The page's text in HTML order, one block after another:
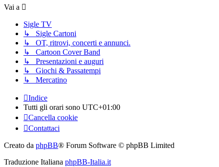
Vai a
Sigle TV
↳ Sigle Cartoni
↳ OT, ritrovi, concerti e annunci.
↳ Cartoon Cover Band
↳ Presentazioni e auguri
↳ Giochi & Passatempi
↳ Mercatino
Indice
Tutti gli orari sono UTC+01:00
Cancella cookie
Contattaci
Creato da phpBB® Forum Software © phpBB Limited
Traduzione Italiana phpBB-Italia.it